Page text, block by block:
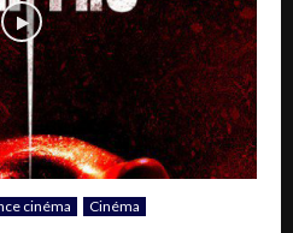
cinéma
Cinéma